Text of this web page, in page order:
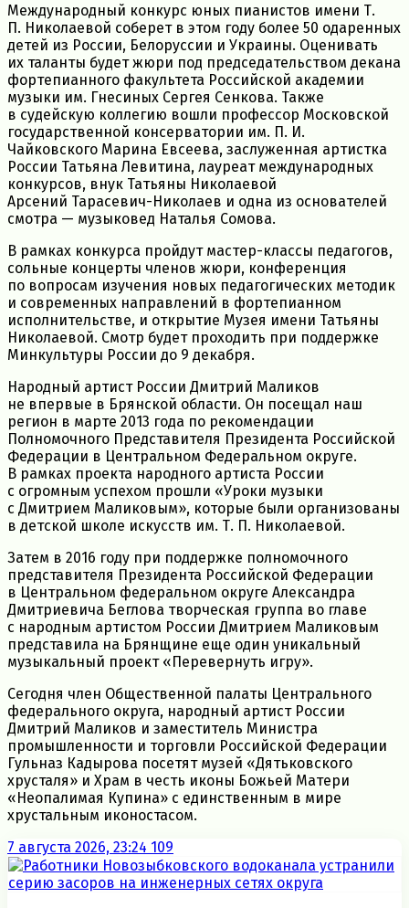
Международный конкурс юных пианистов имени Т.
П. Николаевой соберет в этом году более 50 одаренных
детей из России, Белоруссии и Украины. Оценивать
их таланты будет жюри под председательством декана
фортепианного факультета Российской академии
музыки им. Гнесиных Сергея Сенкова. Также
в судейскую коллегию вошли профессор Московской
государственной консерватории им. П. И.
Чайковского Марина Евсеева, заслуженная артистка
России Татьяна Левитина, лауреат международных
конкурсов, внук Татьяны Николаевой
Арсений Тарасевич-Николаев и одна из основателей
смотра — музыковед Наталья Сомова.
В рамках конкурса пройдут мастер-классы педагогов,
сольные концерты членов жюри, конференция
по вопросам изучения новых педагогических методик
и современных направлений в фортепианном
исполнительстве, и открытие Музея имени Татьяны
Николаевой. Смотр будет проходить при поддержке
Минкультуры России до 9 декабря.
Народный артист России Дмитрий Маликов
не впервые в Брянской области. Он посещал наш
регион в марте 2013 года по рекомендации
Полномочного Представителя Президента Российской
Федерации в Центральном Федеральном округе.
В рамках проекта народного артиста России
с огромным успехом прошли «Уроки музыки
с Дмитрием Маликовым», которые были организованы
в детской школе искусств им. Т. П. Николаевой.
Затем в 2016 году при поддержке полномочного
представителя Президента Российской Федерации
в Центральном федеральном округе Александра
Дмитриевича Беглова творческая группа во главе
с народным артистом России Дмитрием Маликовым
представила на Брянщине еще один уникальный
музыкальный проект «Перевернуть игру».
Сегодня член Общественной палаты Центрального
федерального округа, народный артист России
Дмитрий Маликов и заместитель Министра
промышленности и торговли Российской Федерации
Гульназ Кадырова посетят музей «Дятьковского
хрусталя» и Храм в честь иконы Божьей Матери
«Неопалимая Купина» с единственным в мире
хрустальным иконостасом.
7 августа 2026, 23:24 109